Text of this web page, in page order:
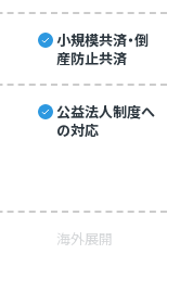
小規模共済・倒
産防止共済
公益法人制度へ
の対応
海外展開